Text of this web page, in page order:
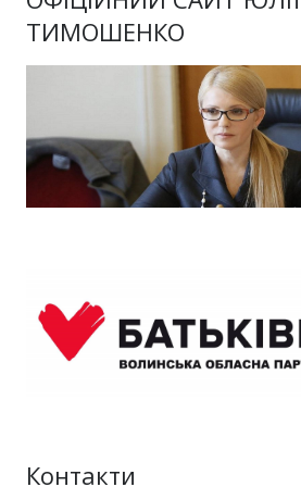
ТИМОШЕНКО
Контакти